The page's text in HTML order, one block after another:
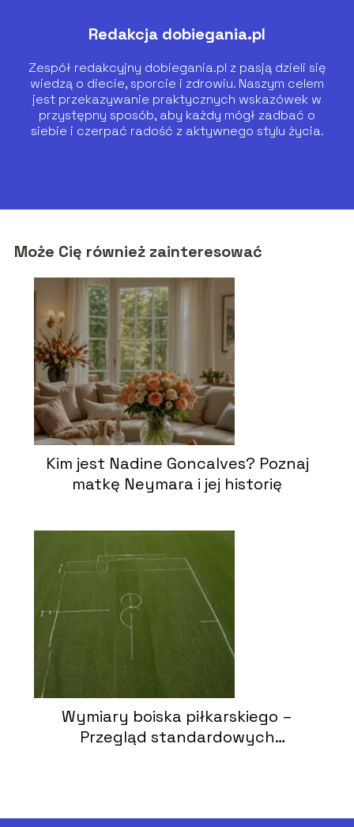
Redakcja dobiegania.pl
Zespół redakcyjny dobiegania.pl z pasją dzieli się
wiedzą o diecie, sporcie i zdrowiu. Naszym celem
jest przekazywanie praktycznych wskazówek w
przystępny sposób, aby każdy mógł zadbać o
siebie i czerpać radość z aktywnego stylu życia.
Może Cię również zainteresować
Kim jest Nadine Goncalves? Poznaj
matkę Neymara i jej historię
Wymiary boiska piłkarskiego –
Przegląd standardowych